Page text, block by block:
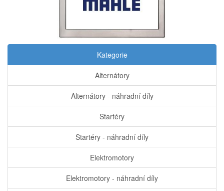
Kategorie
Alternátory
Alternátory - náhradní díly
Startéry
Startéry - náhradní díly
Elektromotory
Elektromotory - náhradní díly